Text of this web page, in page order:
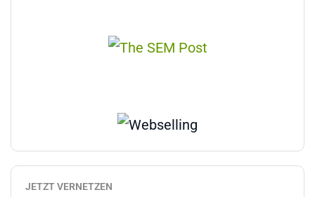
JETZT VERNETZEN